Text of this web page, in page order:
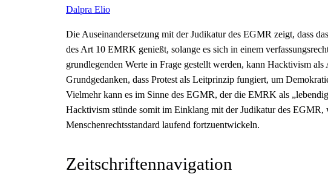
Dalpra Elio
Die Auseinandersetzung mit der Judikatur des EGMR zeigt, dass
des Art 10 EMRK genießt, solange es sich in einem
grundlegenden Werte in Frage gestellt werden, kann Hacktivism
Grundgedanken, dass Protest als Leitprinzip fungiert, um
Vielmehr kann es im Sinne des EGMR, der die EMRK als
Hacktivism stünde somit im Einklang mit der Judikatur des
Menschenrechtsstandard laufend fortzuentwickeln.
Zeitschriftennavigation